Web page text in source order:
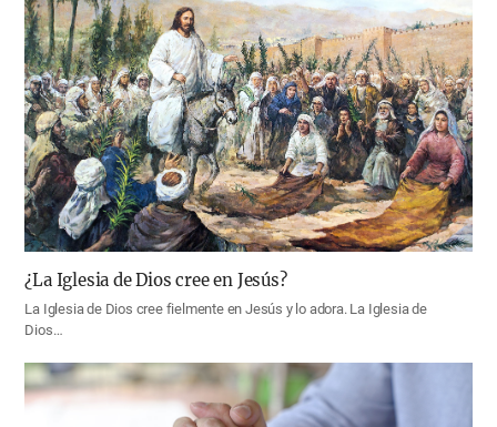
¿La Iglesia de Dios cree en Jesús?
La Iglesia de Dios cree fielmente en Jesús y lo adora. La Iglesia de
Dios…